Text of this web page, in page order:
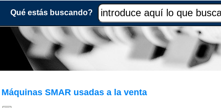
Qué estás buscando?
Máquinas SMAR usadas a la venta